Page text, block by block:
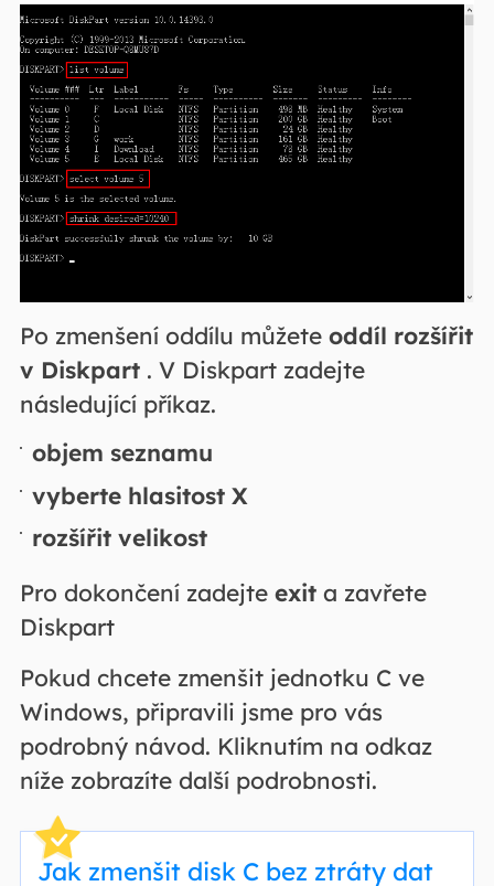
Po zmenšení oddílu můžete oddíl rozšířit
v Diskpart. V Diskpart zadejte
následující příkaz.
objem seznamu
vyberte hlasitost X
rozšířit velikost
Pro dokončení zadejte exita zavřete
Diskpart
Pokud chcete zmenšit jednotku C ve
Windows, připravili jsme pro vás
podrobný návod. Kliknutím na odkaz
níže zobrazíte další podrobnosti.
Jak zmenšit disk C bez ztráty dat